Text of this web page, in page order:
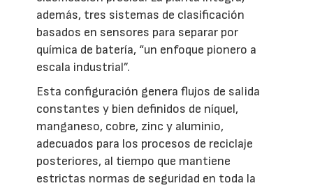
además, tres sistemas de clasificación
basados en sensores para separar por
química de batería, “un enfoque pionero a
escala industrial”.
Esta configuración genera flujos de salida
constantes y bien definidos de níquel,
manganeso, cobre, zinc y aluminio,
adecuados para los procesos de reciclaje
posteriores, al tiempo que mantiene
estrictas normas de seguridad en toda la